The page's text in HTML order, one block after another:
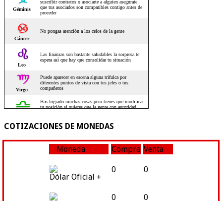
COTIZACIONES DE MONEDAS
Moneda Compra Venta
Dólar Oficial +
0 0
0 0